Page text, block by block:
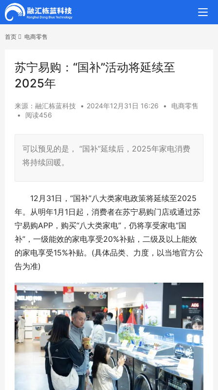
首页 电商零售
苏宁易购：“国补”活动将延续至
2025年
来源：融汇栋蓝科技 • 2024年12月31日 16:26 •
电商零售
•
阅读456
可以预见的是， “国补”延续后，2025年家电消费
将持续回暖。
12月31日，“国补”八大类家电政策将延续至2025
年。从明年1月1日起，消费者在苏宁易购门店或通过苏
宁易购APP，购买“八大类家电”，仍将享受家电“国
补”，一级能效的家电享受20%补贴，二级及以上能效
的家电享受15%补贴。(具体品类、力度，以当地官方公
告为准)